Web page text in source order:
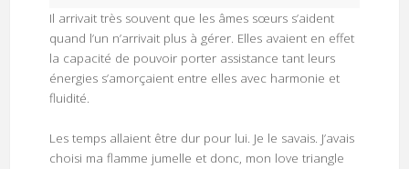
Il arrivait très souvent que les âmes sœurs s’aident
quand l’un n’arrivait plus à gérer. Elles avaient en effet
la capacité de pouvoir porter assistance tant leurs
énergies s’amorçaient entre elles avec harmonie et
fluidité.
Les temps allaient être dur pour lui. Je le savais. J’avais
choisi ma flamme jumelle et donc, mon love triangle